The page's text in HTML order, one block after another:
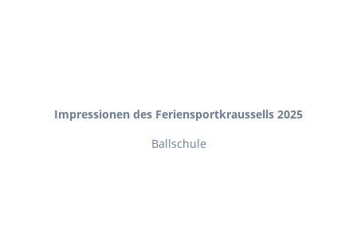
Impressionen des Feriensportkraussells 2025
Ballschule